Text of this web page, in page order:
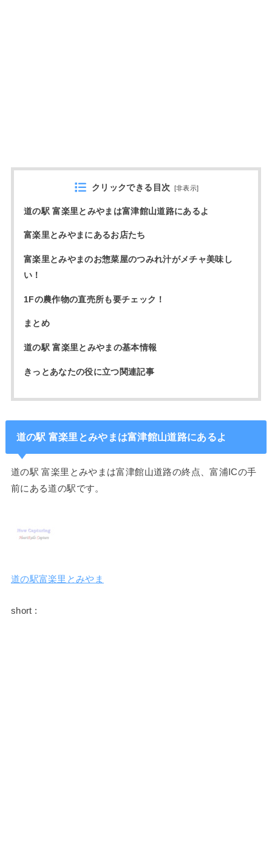
クリックできる目次 [非表示]
道の駅 富楽里とみやまは富津館山道路にあるよ
富楽里とみやまにあるお店たち
富楽里とみやまのお惣菜屋のつみれ汁がメチャ美味し
い！
1Fの農作物の直売所も要チェック！
まとめ
道の駅 富楽里とみやまの基本情報
きっとあなたの役に立つ関連記事
道の駅 富楽里とみやまは富津館山道路にあるよ
道の駅 富楽里とみやまは富津館山道路の終点、富浦ICの手
前にある道の駅です。
道の駅富楽里とみやま
short :